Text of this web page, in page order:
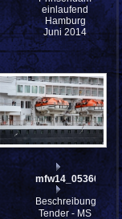
einlaufend
Hamburg
Juni 2014
mfw14_053669
Beschreibung:
Tender - MS